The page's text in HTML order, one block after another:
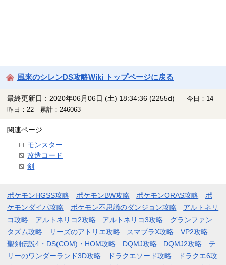
風来のシレンDS攻略Wiki トップページに戻る
最終更新日：2020年06月06日 (土) 18:34:36(2255d)
今日：14
昨日：22 累計：246063
関連ページ
モンスター
改造コード
剣
ポケモンHGSS攻略 ポケモンBW攻略 ポケモンORAS攻略
ポ
ケモンダイパ攻略
ポケモン不思議のダンジョン攻略
アルトネリ
コ攻略
アルトネリコ2攻略 アルトネリコ3攻略
グランファン
タズム攻略
リーズのアトリエ攻略 スマブラX攻略
VP2攻略
聖剣伝説4・DS(COM)・HOM攻略
DQMJ攻略 DQMJ2攻略
テ
リーのワンダーランド3D攻略
ドラクエソード攻略
ドラクエ6攻